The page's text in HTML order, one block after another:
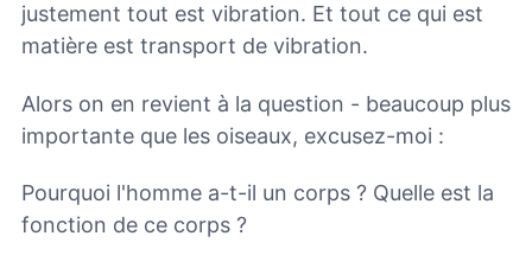
justement tout est vibration. Et tout ce qui est
matière est transport de vibration.
Alors on en revient à la question - beaucoup plus
importante que les oiseaux, excusez-moi :
Pourquoi l'homme a-t-il un corps ? Quelle est la
fonction de ce corps ?